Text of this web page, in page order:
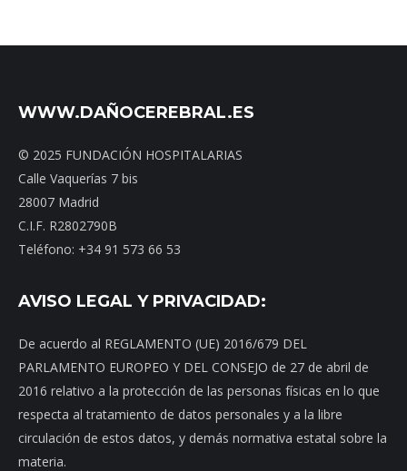
WWW.DAÑOCEREBRAL.ES
© 2025 FUNDACIÓN HOSPITALARIAS
Calle Vaquerías 7 bis
28007 Madrid
C.I.F. R2802790B
Teléfono: +34 91 573 66 53
AVISO LEGAL Y PRIVACIDAD:
De acuerdo al REGLAMENTO (UE) 2016/679 DEL
PARLAMENTO EUROPEO Y DEL CONSEJO de 27 de abril de
2016 relativo a la protección de las personas físicas en lo que
respecta al tratamiento de datos personales y a la libre
circulación de estos datos, y demás normativa estatal sobre la
materia.